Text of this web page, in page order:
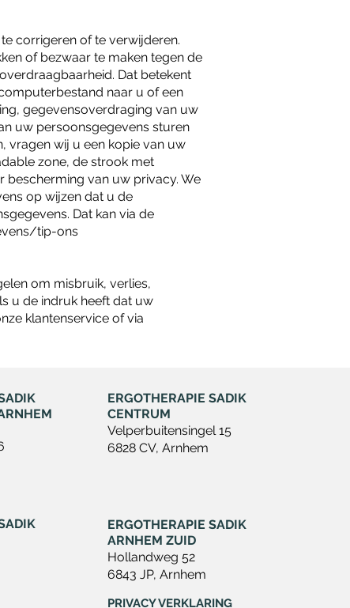
corrigeren of te verwijderen.
of bezwaar te maken tegen de
Dat betekent
naar u of een
gegevensoverdraging van uw
uw persoonsgegevens sturen
vragen wij u een kopie van uw
zone, de strook met
bescherming van uw privacy. We
op wijzen dat u de
Dat kan via de
tip-ons
om misbruik, verlies,
u de indruk heeft dat uw
klantenservice of via
ERGOTHERAPIE SADIK
CENTRUM
Velperbuitensingel 15
6828 CV, Arnhem
ERGOTHERAPIE SADIK
ARNHEM ZUID
Hollandweg 52
6843 JP, Arnhem
PRIVACY VERKLARING